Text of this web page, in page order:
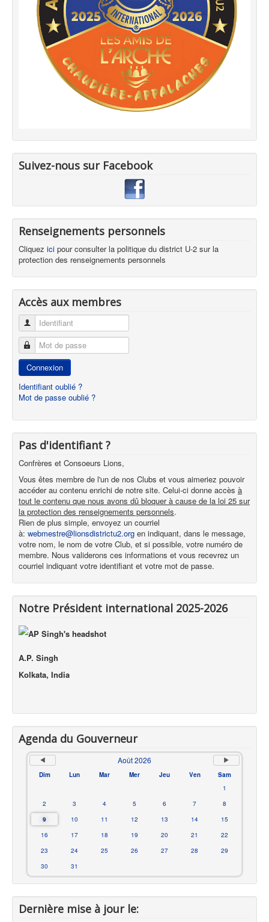
Suivez-nous sur Facebook
Renseignements personnels
Cliquez ici pour consulter la politique du district U-2 sur la
protection des renseignements personnels
Accès aux membres
Identifiant
Mot de passe
Connexion
Identifiant oublié ?
Mot de passe oublié ?
Pas d'identifiant ?
Confrères et Consoeurs Lions,
Vous êtes membre de l'un de nos Clubs et vous aimeriez pouvoir
accéder au contenu enrichi de notre site. Celui-ci donne accès à
tout le contenu que nous avons dû bloquer à cause de la loi 25 sur
la protection des renseignements personnels.
Rien de plus simple, envoyez un courriel
à: webmestre@lionsdistrictu2.org en indiquant, dans le message,
votre nom, le nom de votre Club, et si possible, votre numéro de
membre. Nous validerons ces informations et vous recevrez un
courriel indiquant votre identifiant et votre mot de passe.
Notre Président international 2025-2026
A.P. Singh
Kolkata, India
Agenda du Gouverneur
Août 2026
Dim Lun Mar Mer Jeu Ven
Sam
1
2
3 4 5 6 7
8
9
10 11 12 13 14
15
16
17 18 19 20 21
22
23
24 25 26 27 28
29
30
31
Dernière mise à jour le: